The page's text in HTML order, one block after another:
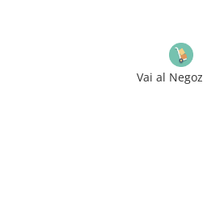
Vai al